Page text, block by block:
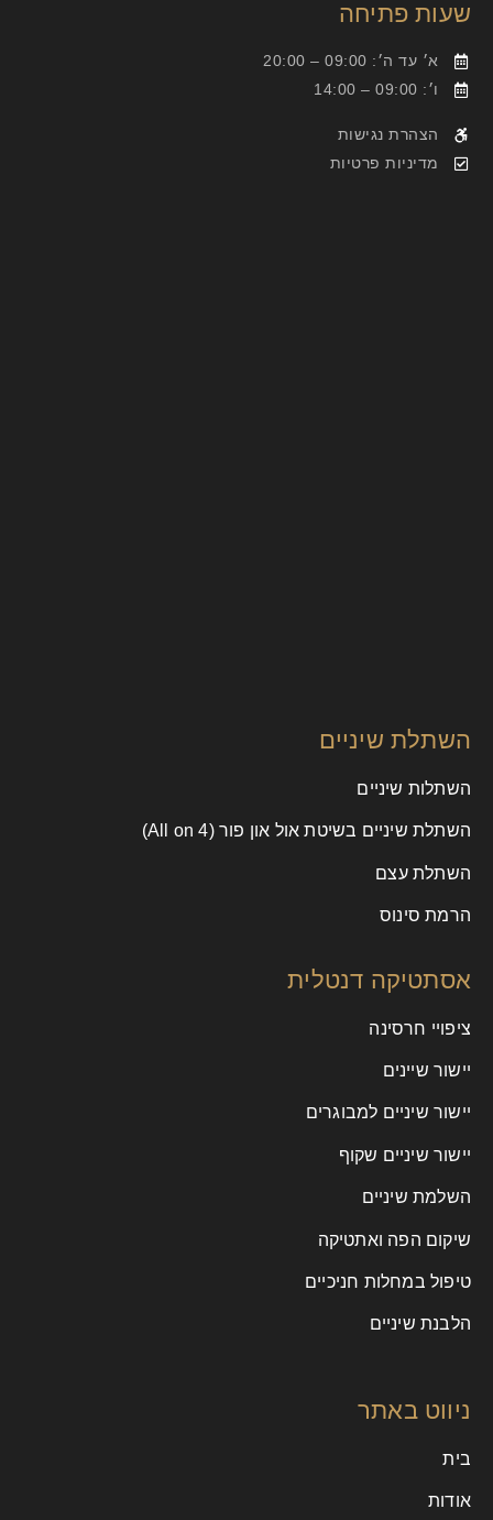
ניווט באתר
בית
אודות
אסתטיקה דנטלית
ציפויי חרסינה
יישור שיינים
יישור שיניים למבוגרים
יישור שיניים שקוף
השלמת שיניים
שיקום הפה ואתטיקה
טיפול במחלות חניכיים
הלבנת שיניים
השתלת שיניים
השתלות שיניים
השתלת שיניים בשיטת אול און פור (All on 4)
השתלת עצם
הרמת סינוס
שעות פתיחה
א׳ עד ה׳: 09:00 – 20:00
ו׳: 09:00 – 14:00
הצהרת נגישות
מדיניות פרטיות